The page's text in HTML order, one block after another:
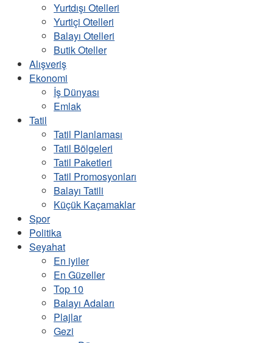
Yurtdışı Otelleri
Yurtiçi Otelleri
Balayı Otelleri
Butik Oteller
Alışveriş
Ekonomi
İş Dünyası
Emlak
Tatil
Tatil Planlaması
Tatil Bölgeleri
Tatil Paketleri
Tatil Promosyonları
Balayı Tatili
Küçük Kaçamaklar
Spor
Politika
Seyahat
En iyiler
En Güzeller
Top 10
Balayı Adaları
Plajlar
Gezi